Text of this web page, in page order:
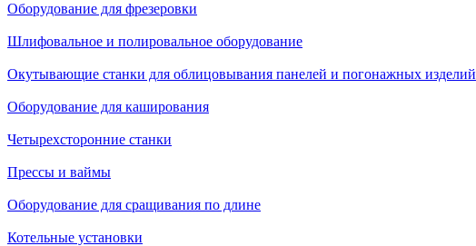
Оборудование для фрезеровки
Шлифовальное и полировальное оборудование
Окутывающие станки для облицовывания панелей и погонажных изделий
Оборудование для каширования
Четырехсторонние станки
Прессы и ваймы
Оборудование для сращивания по длине
Котельные установки